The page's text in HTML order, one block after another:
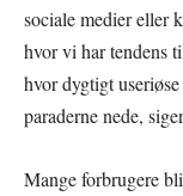
sociale medier eller
hvor vi har tendens
hvor dygtigt
paraderne nede,
Mange forbrugere